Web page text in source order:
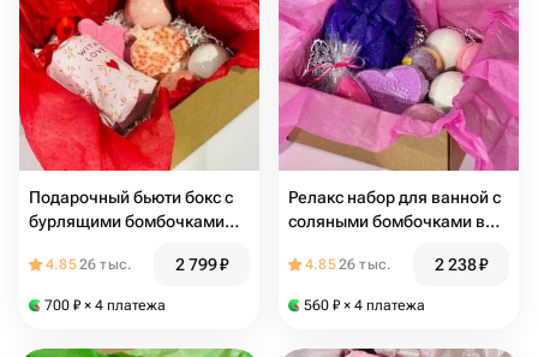
Подарочный бьюти бокс с
бурлящими бомбочками
4.8526 тыс. 2 799₽
700 ₽ × 4 платежа
Релакс набор для ванной с
соляными бомбочками в
4.8526 тыс. 2 238₽
560 ₽ × 4 платежа